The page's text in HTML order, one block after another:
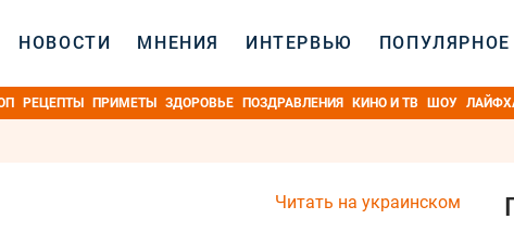
НОВОСТИ МНЕНИЯ ИНТЕРВЬЮ ПОПУЛЯРНОЕ
РЕЦЕПТЫ ПРИМЕТЫ ЗДОРОВЬЕ ПОЗДРАВЛЕНИЯ КИНО И ТВ ШОУ
Читать на украинском